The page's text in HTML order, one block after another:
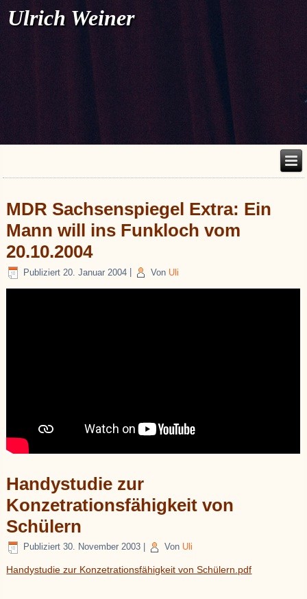
Ulrich Weiner
MDR Sachsenspiegel Extra: Ein
Mann will ins Funkloch vom
20.10.2004
Publiziert 20. Januar 2004 Von Uli
Handystudie zur
Konzetrationsfähigkeit von
Schülern
Publiziert 30. November 2003 Von Uli
Handystudie zur Konzetrationsfähigkeit von Schülern.pdf